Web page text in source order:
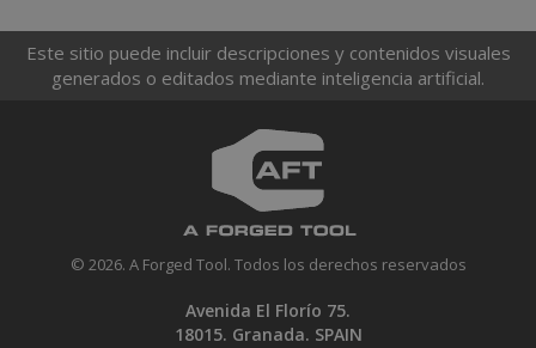
Este sitio puede incluir descripciones y contenidos visuales
generados o editados mediante inteligencia artificial.
© 2026. A Forged Tool. Todos los derechos reservados
Avenida El Florío 75.
18015. Granada. SPAIN